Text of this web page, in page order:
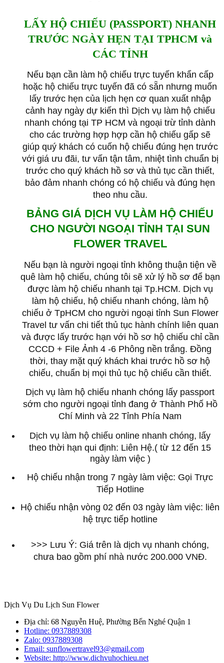
LẤY HỘ CHIẾU (PASSPORT) NHANH
TRƯỚC NGÀY HẸN TẠI TPHCM và
CÁC TỈNH
Nếu bạn cần làm hộ chiếu trực tuyến khẩn cấp
hoặc hộ chiếu trực tuyến đã có sẵn nhưng muốn
lấy trước hẹn của lịch hẹn cơ quan xuất nhập
cảnh hay ngày dự kiến ​​​​thì Dịch vụ làm hộ chiếu
nhanh chóng tại TP HCM và ngoại trừ tỉnh dành
cho các trường hợp hợp cần hộ chiếu gấp sẽ
giúp quý khách có cuốn hộ chiếu đúng hẹn trước
với giá ưu đãi, tư vấn tận tâm, nhiệt tình chuẩn bị
trước cho quý khách hồ sơ và thủ tục cần thiết,
bảo đảm nhanh chóng có hộ chiếu và đúng hẹn
theo nhu cầu.
BẢNG GIÁ DỊCH VỤ LÀM HỘ CHIẾU
CHO NGƯỜI NGOẠI TỈNH TẠI SUN
FLOWER TRAVEL
Nếu bạn là người ngoại tỉnh không thuận tiện về
quê làm hộ chiếu, chúng tôi sẽ xử lý hồ sơ để bạn
được làm hộ chiếu nhanh tại Tp.HCM. Dịch vụ
làm hộ chiếu, hộ chiếu nhanh chóng, làm hộ
chiếu ở TpHCM cho người ngoại tỉnh Sun Flower
Travel tư vấn chi tiết thủ tục hành chính liên quan
và được lấy trước hạn với hồ sơ hộ chiếu chỉ cần
CCCD + File Ảnh 4 -6 Phông nền trắng. Đồng
thời, thay mặt quý khách khai trước hồ sơ hộ
chiếu, chuẩn bị mọi thủ tục hộ chiếu cần thiết.
Dịch vụ làm hộ chiếu nhanh chóng lấy passport
sớm cho người ngoại tỉnh đang ở Thành Phố Hồ
Chí Minh và 22 Tỉnh Phía Nam
Dịch vụ làm hộ chiếu online nhanh chóng, lấy
theo thời hạn qui định: Liên Hệ.( từ 12 đến 15
ngày làm việc )
Hộ chiếu nhận trong 7 ngày làm việc: Gọi Trực
Tiếp Hotline
Hộ chiếu nhận vòng 02 đến 03 ngày làm việc: liên
hệ trực tiếp hotline
>>> Lưu Ý: Giá trên là dịch vụ nhanh chóng,
chưa bao gồm phí nhà nước 200.000 VNĐ.
Dịch Vụ Du Lịch Sun Flower
Địa chỉ: 68 Nguyễn Huệ, Phường Bến Nghé Quận 1
Hotline: 0937889308
Zalo: 0937889308
Email: sunflowertravel93@gmail.com
Website: http://www.dichvuhochieu.net